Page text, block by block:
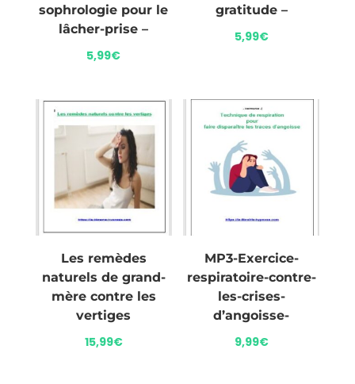
sophrologie pour le
lâcher-prise –
5,99€
gratitude –
5,99€
Les remèdes
naturels de grand-
mère contre les
vertiges
15,99€
MP3-Exercice-
respiratoire-contre-
les-crises-
d’angoisse-
9,99€